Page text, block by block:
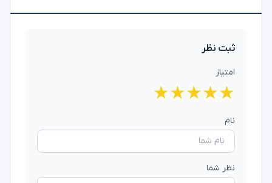
ثبت نظر
امتیاز
★
★
★
★
★
نام
نظر شما